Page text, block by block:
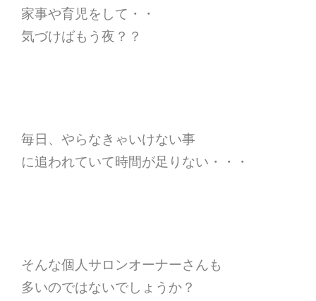
家事や育児をして・・
気づけばもう夜？？
毎日、やらなきゃいけない事
に追われていて時間が足りない・・・
そんな個人サロンオーナーさんも
多いのではないでしょうか？